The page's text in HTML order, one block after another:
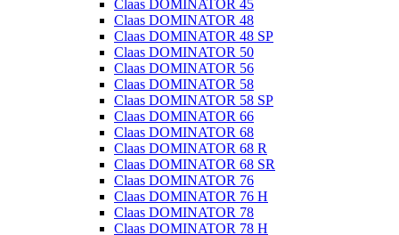
Claas DOMINATOR 45
Claas DOMINATOR 48
Claas DOMINATOR 48 SP
Claas DOMINATOR 50
Claas DOMINATOR 56
Claas DOMINATOR 58
Claas DOMINATOR 58 SP
Claas DOMINATOR 66
Claas DOMINATOR 68
Claas DOMINATOR 68 R
Claas DOMINATOR 68 SR
Claas DOMINATOR 76
Claas DOMINATOR 76 H
Claas DOMINATOR 78
Claas DOMINATOR 78 H